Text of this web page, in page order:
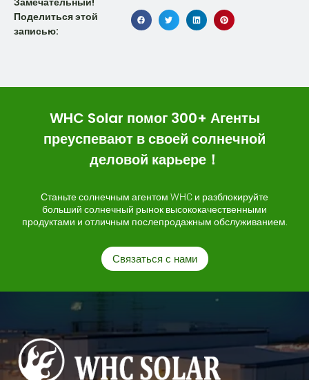
Поделиться этой
записью:
WHC Solar помог 300+ Агенты
преуспевают в своей солнечной
деловой карьере！
Станьте солнечным агентом WHC и разблокируйте
больший солнечный рынок высококачественными
продуктами и отличным послепродажным обслуживанием.
Связаться с нами